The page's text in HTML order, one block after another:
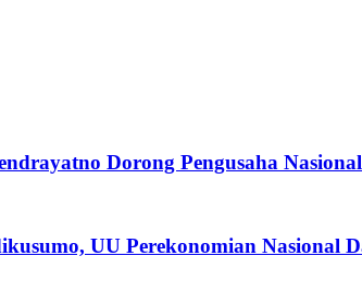
Dorong Pengusaha
UU Perekonomian Nasional